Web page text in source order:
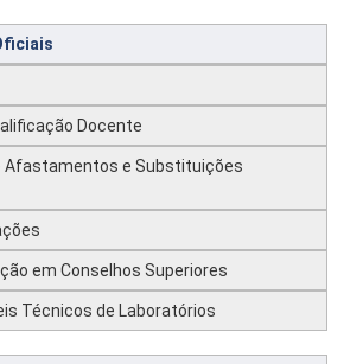
Docente
Afastamentos e Substituições
em Conselhos Superiores
Técnicos de Laboratórios